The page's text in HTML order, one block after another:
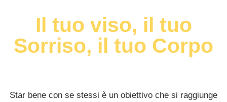
Il tuo viso, il tuo
Sorriso, il tuo Corpo
Star bene con se stessi è un obiettivo che si raggiunge